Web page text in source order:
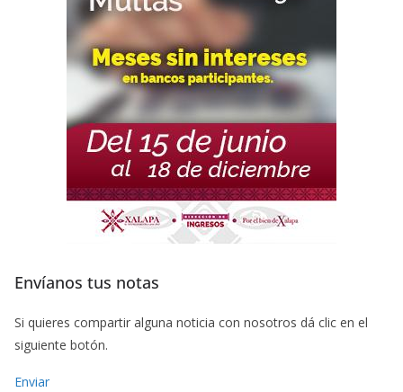
Envíanos tus notas
Si quieres compartir alguna noticia con nosotros dá clic en el
siguiente botón.
Enviar